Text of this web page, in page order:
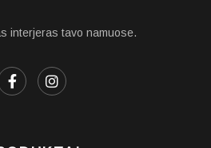
interjeras tavo namuose.